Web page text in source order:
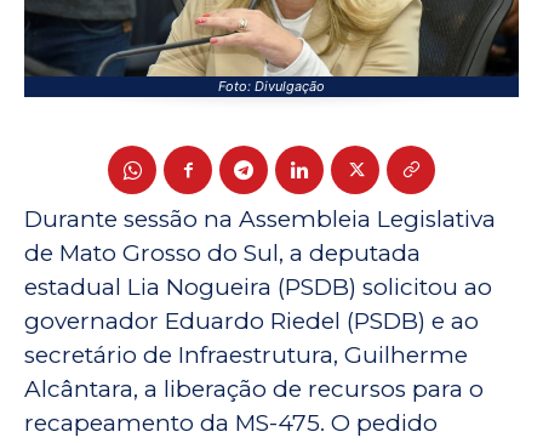
Foto: Divulgação
Durante sessão na Assembleia Legislativa
de Mato Grosso do Sul, a deputada
estadual Lia Nogueira (PSDB) solicitou ao
governador Eduardo Riedel (PSDB) e ao
secretário de Infraestrutura, Guilherme
Alcântara, a liberação de recursos para o
recapeamento da MS-475. O pedido